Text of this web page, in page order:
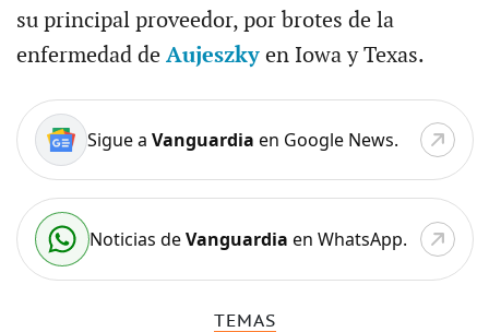
su principal proveedor, por brotes de la
enfermedad de Aujeszkyen Iowa y Texas.
Sigue a Vanguardia en Google News.
Noticias deVanguardia en WhatsApp.
TEMAS